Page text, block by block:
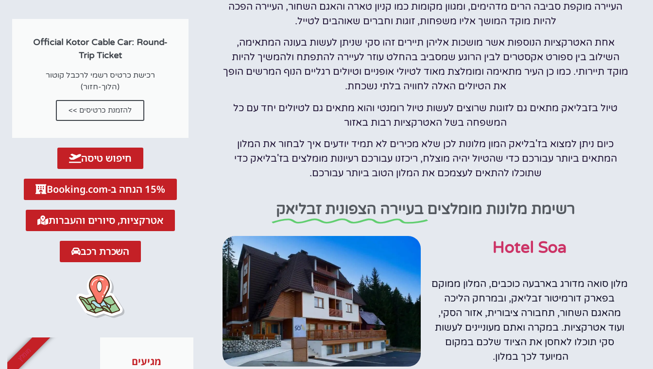
העיירה מוקפת סביבה הרים מדהימים, ומגוון מקומות כמו קניון טארה והאגם השחור, העיירה הפכה
להיות מוקד המושך אליו משפחות, זוגות וחברים שאוהבים לטייל.
אחת האטרקציות הנוספות אשר מושכות אליהן תיירים זהו סקי שניתן לעשות בעונה המתאימה,
השילוב בין ספורט אקסטרים לבין הרוגע שמסביב בהחלט עוזר לעיירה להתפתח ולהמשיך להיות
מוקד תיירותי. כמו כן העיר מתאימה ומומלצת מאוד לטיולי אופניים וטיולים רגליים הנוף המרשים הופך
את הטיולים האלה לחוויה בלתי נשכחת.
טיול בזבליאק מתאים גם לזוגות שרוצים לעשות טיול רומנטי והוא מתאים גם לטיולים יחד עם כל
המשפחה בשל האטרקציות רבות באזור
כיום ניתן למצוא בז'בליאק המון מלונות לכן שלא מכירים לא תמיד יודעים איך לבחור את המלון
המתאים ביותר עבורכם כדי שהטיול יהיה מוצלח, ריכזנו עבורכם רעיונות מומלצים בז'בליאק כדי
שתוכלו להתאים לעצמכם את המלון הטוב ביותר עבורכם.
רשימת מלונות מומלציםבעיירה הצפונית זבליאק
Hotel Soa
מלון סואה מדורג בארבעה כוכבים, המלון ממוקם
בפארק דורמיטור זבליאק, ובמרחק הליכה
מהאגם השחור, תחבורה ציבורית, אזור הסקי,
ועוד אטרקציות. במקרה ואתם מעוניינים לעשות
סקי תוכלו לאחסן את הציוד שלכם במקום
המיועד לכך במלון.
Official Kotor Cable Car: Round-
Trip Ticket
רכישת כרטיס רשמי לרכבל קוטור
(הלוך-חזור)
להזמנת כרטיסים >>
חיפוש טיסה
15% הנחה ב-Booking.com
אטרקציות, סיורים והעברות
השכרת רכב
מגיעים
מומלץ